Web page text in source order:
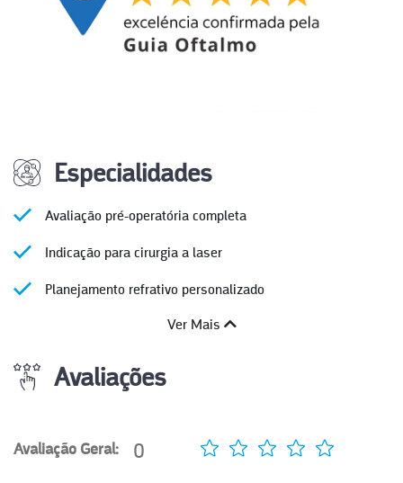
Especialidades
Avaliação pré-operatória completa
Indicação para cirurgia a laser
Planejamento refrativo personalizado
Ver Mais
Avaliações
Avaliação Geral: 0